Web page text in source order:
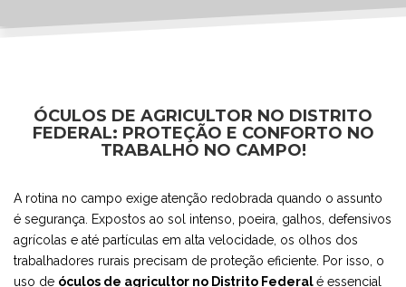
ÓCULOS DE AGRICULTOR NO DISTRITO
FEDERAL: PROTEÇÃO E CONFORTO NO
TRABALHO NO CAMPO!
A rotina no campo exige atenção redobrada quando o assunto
é segurança. Expostos ao sol intenso, poeira, galhos, defensivos
agrícolas e até partículas em alta velocidade, os olhos dos
trabalhadores rurais precisam de proteção eficiente. Por isso, o
uso de óculos de agricultor no Distrito Federalé essencial